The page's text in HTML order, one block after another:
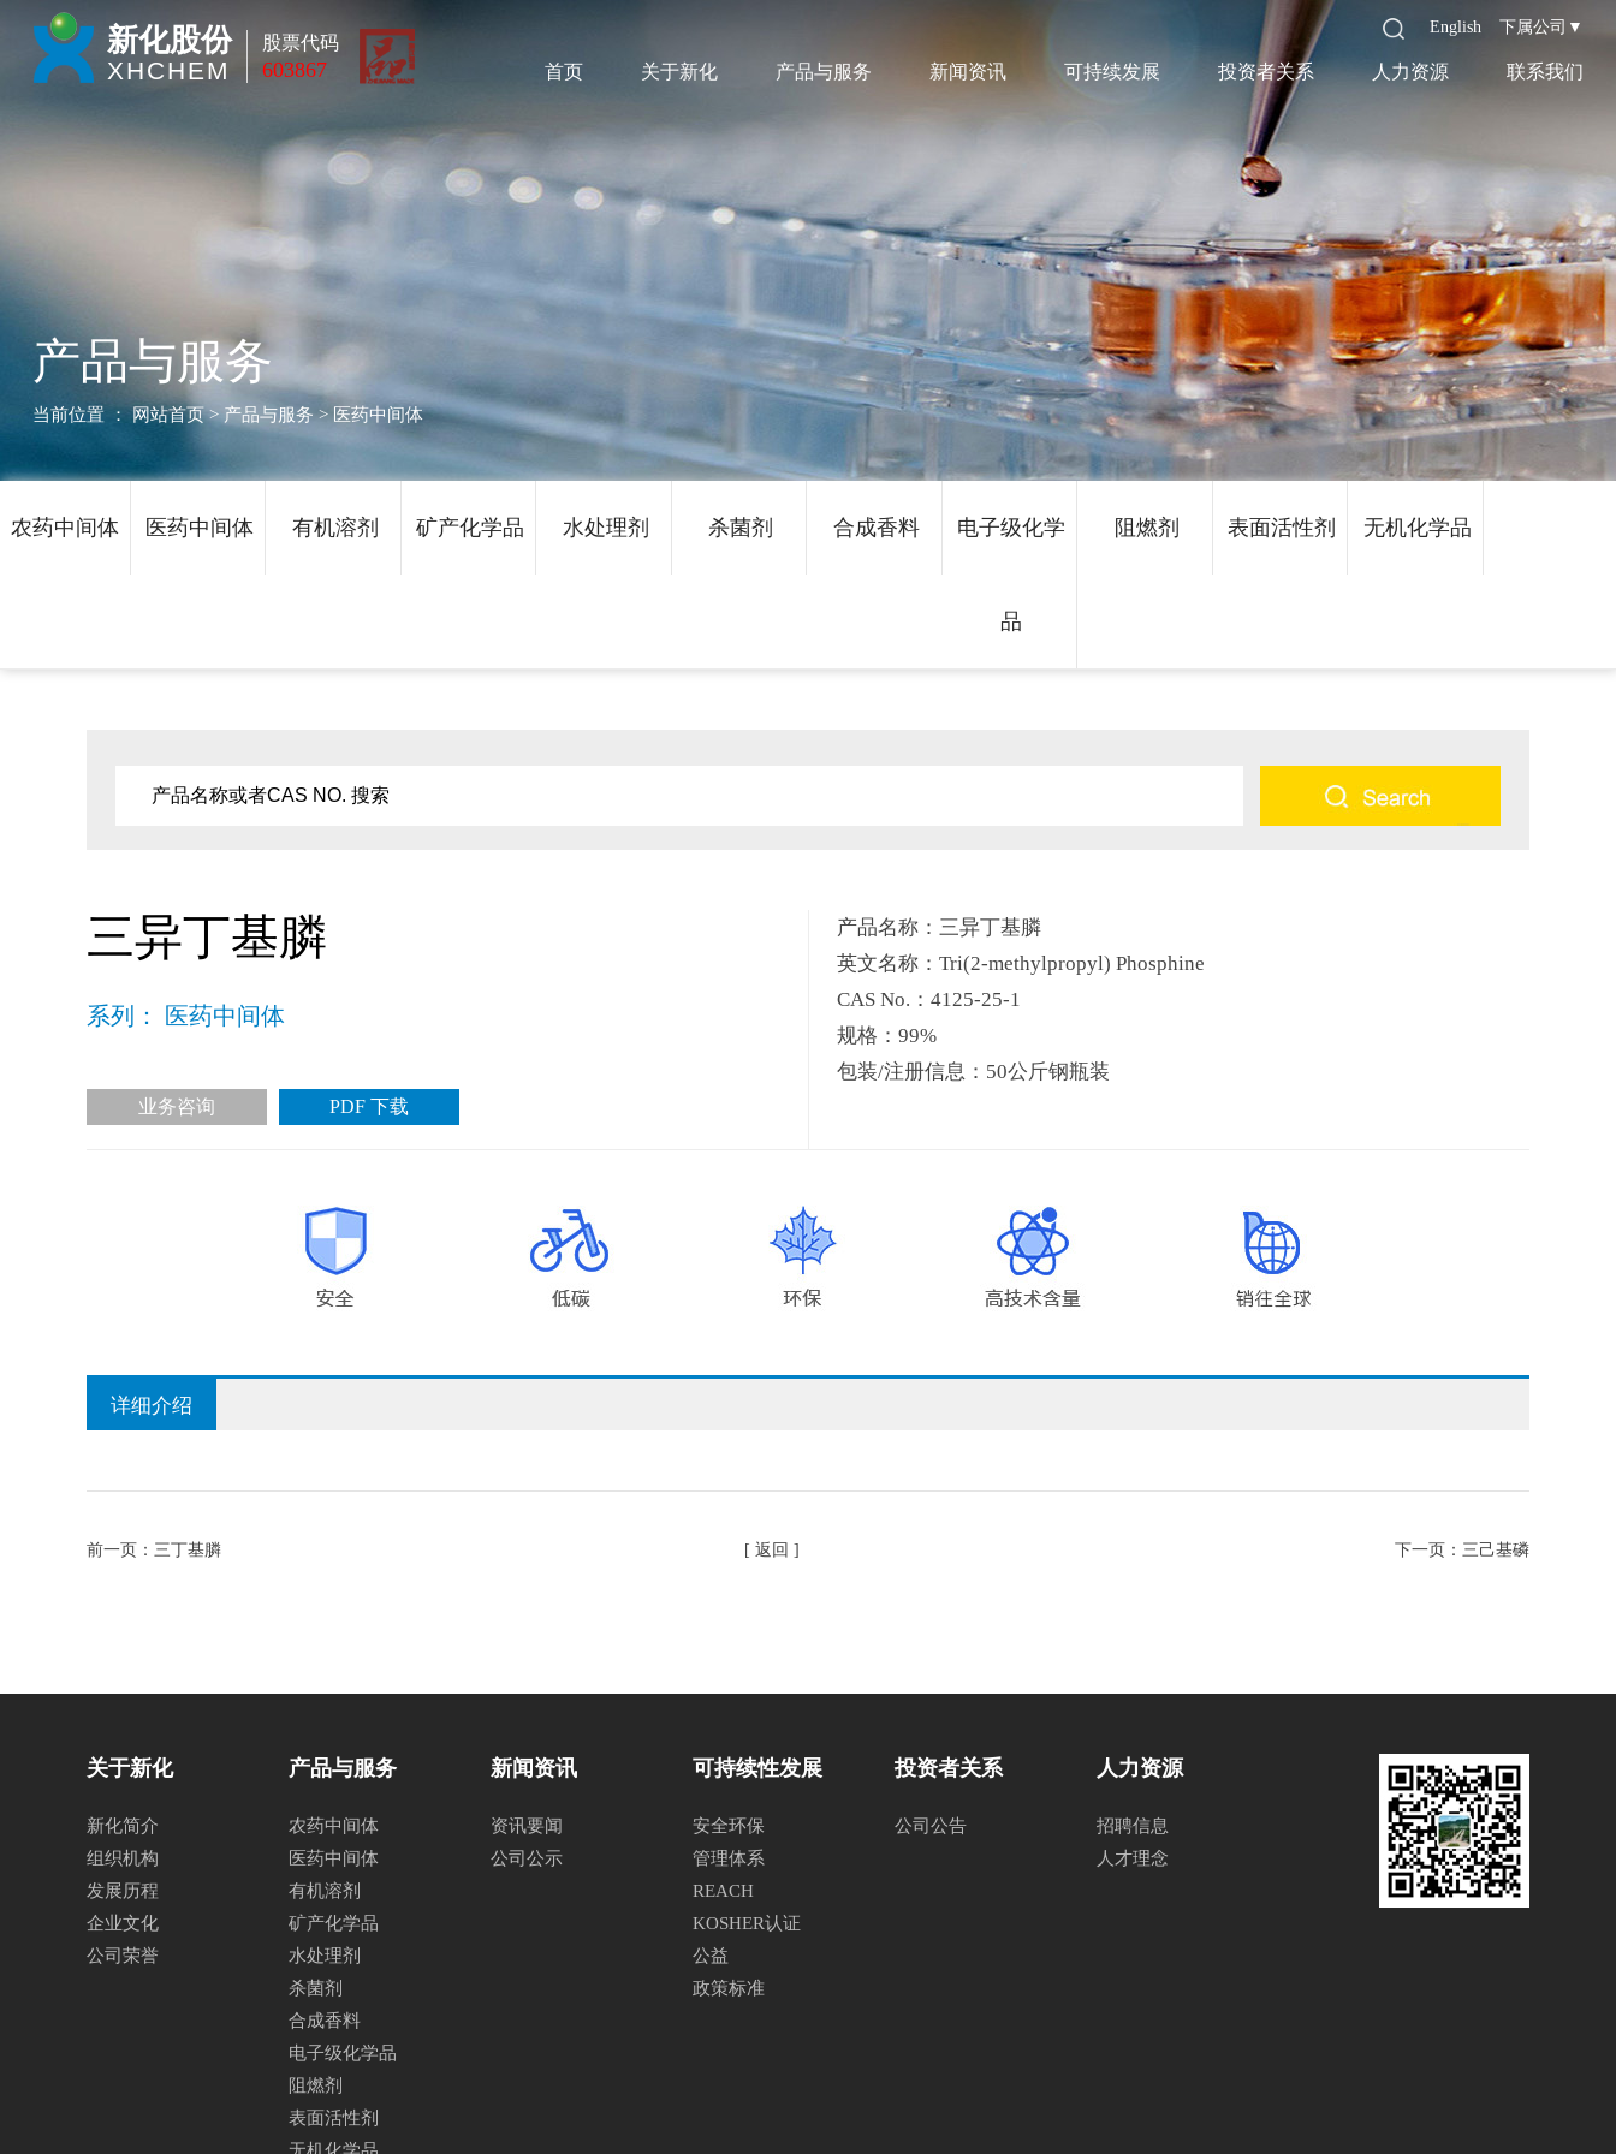
新化股份
XHCHEM
股票代码
603867
下属公司▼
English
首页 关于新化 产品与服务 新闻资讯 可持续发展 投资者关系 人力资源 联系我们
产品与服务
当前位置 ：网站首页> 产品与服务 > 医药中间体
农药中间体 医药中间体 有机溶剂 矿产化学品 水处理剂 杀菌剂 合成香料 电子级化学
品
阻燃剂 表面活性剂 无机化学品
三异丁基膦
系列： 医药中间体
业务咨询 PDF 下载
产品名称：三异丁基膦
英文名称：Tri(2-methylpropyl) Phosphine
CAS No.：4125-25-1
规格：99%
包装/注册信息：50公斤钢瓶装
详细介绍
前一页： 三丁基膦 [ 返回 ] 下一页： 三己基磷
关于新化
新化简介
组织机构
发展历程
企业文化
公司荣誉
产品与服务
农药中间体
医药中间体
有机溶剂
矿产化学品
水处理剂
杀菌剂
合成香料
电子级化学品
阻燃剂
表面活性剂
新闻资讯
资讯要闻
公司公示
可持续性发展
安全环保
管理体系
REACH
KOSHER认证
公益
政策标准
投资者关系
公司公告
人力资源
招聘信息
人才理念